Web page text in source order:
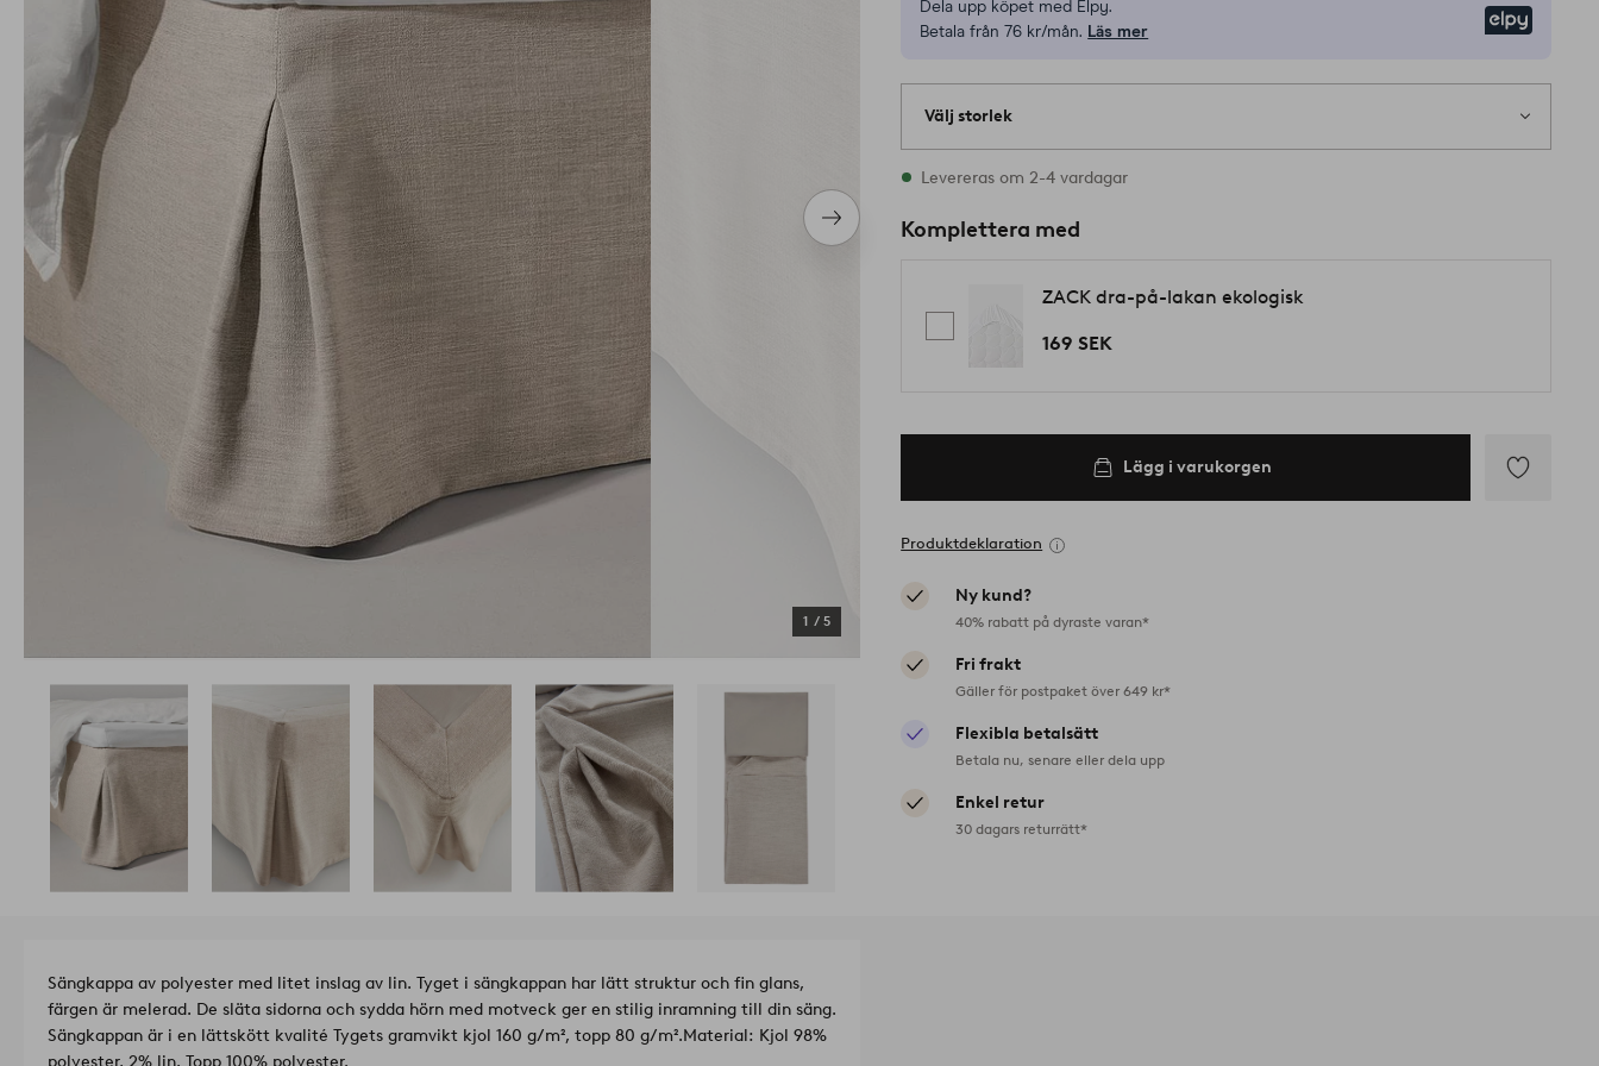
Nästa
produkt
1 / 5
Dela upp köpet med Elpy.
Betala från 76 kr/mån. Läs mer
Välj storlek
Alla storlekar finns i lager
Levereras om 2-4 vardagar
Komplettera med
ZACK dra-på-lakan ekologisk
169 SEK
Lägg i varukorgen
Produktdeklaration
Ny kund?
40% rabatt på dyraste varan*
Fri frakt
Gäller för postpaket över 649 kr*
Flexibla betalsätt
Betala nu, senare eller dela upp
Enkel retur
30 dagars returrätt*
Sängkappa av polyester med litet inslag av lin. Tyget i sängkappan har lätt struktur och fin glans,
färgen är melerad. De släta sidorna och sydda hörn med motveck ger en stilig inramning till din säng.
Sängkappan är i en lättskött kvalité Tygets gramvikt kjol 160 g/m², topp 80 g/m².Material: Kjol 98%
polyester, 2% lin. Topp 100% polyester.